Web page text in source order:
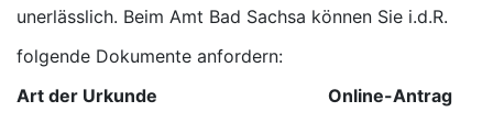
unerlässlich. Beim Amt Bad Sachsa können Sie i.d.R.
folgende Dokumente anfordern:
Art der Urkunde
Online-Antrag